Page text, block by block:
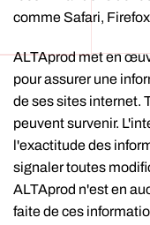
comme Safari,
ALTAprod met en
pour assurer une
de ses sites internet.
peuvent survenir.
l'exactitude des
signaler toutes
ALTAprod n'est en
faite de ces